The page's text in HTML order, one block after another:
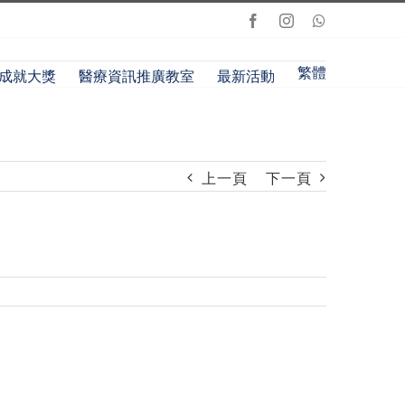
FacebookInstagram
就大獎 醫療資訊推廣教室 最新活動 繁體
上一頁 下一頁